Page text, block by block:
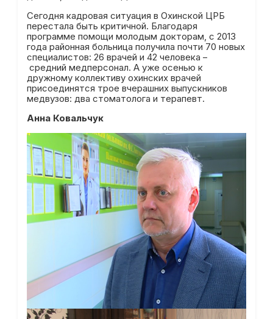
Сегодня кадровая ситуация в Охинской ЦРБ
перестала быть критичной. Благодаря
программе помощи молодым докторам, с 2013
года районная больница получила почти 70 новых
специалистов: 26 врачей и 42 человека –
средний медперсонал. А уже осенью к
дружному коллективу охинских врачей
присоединятся трое вчерашних выпускников
медвузов: два стоматолога и терапевт.
Анна Ковальчук